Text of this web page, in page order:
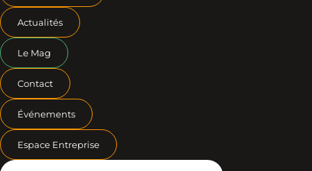
Actualités
Le Mag
Contact
Événements
Espace Entreprise